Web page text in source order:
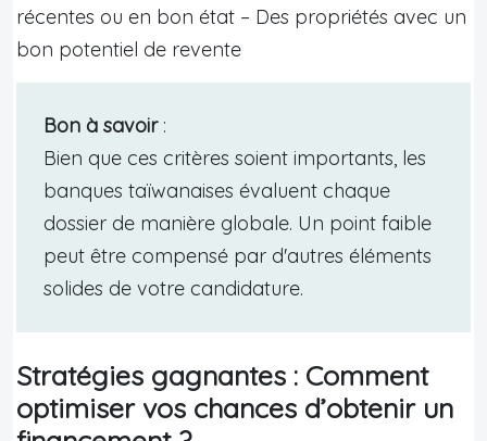
récentes ou en bon état – Des propriétés avec un
bon potentiel de revente
Bon à savoir:
Bien que ces critères soient importants, les
banques taïwanaises évaluent chaque
dossier de manière globale. Un point faible
peut être compensé par d'autres éléments
solides de votre candidature.
Stratégies gagnantes : Comment
optimiser vos chances d’obtenir un